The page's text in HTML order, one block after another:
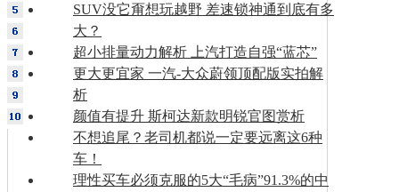
SUV没它甭想玩越野 差速锁神通到底有多
大？
超小排量动力解析 上汽打造自强“蓝芯”
更大更宜家 一汽-大众蔚领顶配版实拍解
析
颜值有提升 斯柯达新款明锐官图赏析
不想追尾？老司机都说一定要远离这6种
车！
理性买车必须克服的5大“毛病”91.3%的中